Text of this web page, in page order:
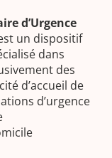
d’Urgence
un dispositif
dans
des
d’accueil de
d’urgence